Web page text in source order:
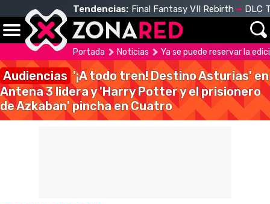
Tendencias: Final Fantasy VII Rebirth DLC
Portada Noticias Ya se puede reservar la
Audiencias '¡A todo tren! Destino Asturias' en
Antena 3 lidera y 'Harry Potter y el prisionero
de Azkaban' pincha en Cuatro